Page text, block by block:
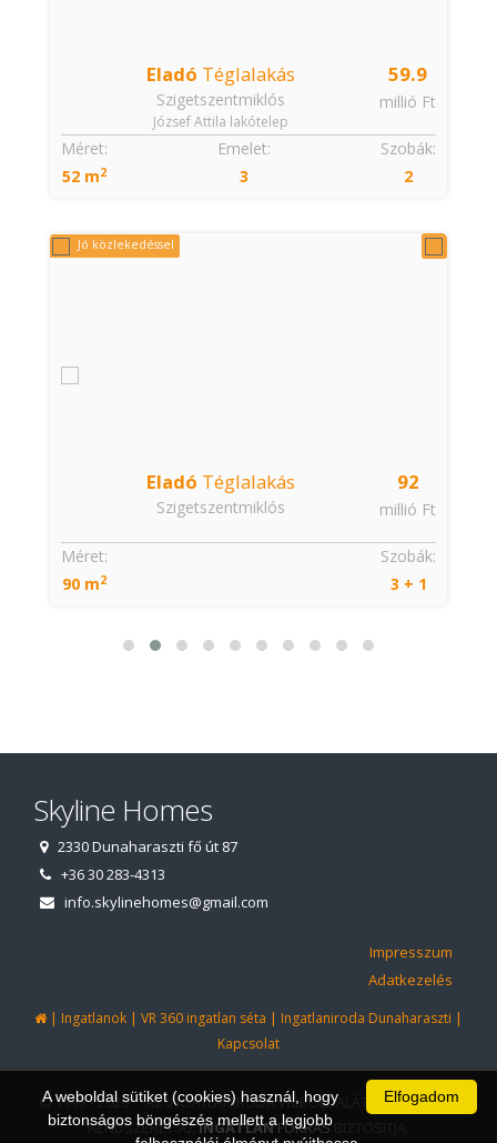
59.9
millió Ft
Eladó Téglalakás
Szigetszentmiklós
József Attila lakótelep
Szobák:
2
Méret:
52 m2
Emelet:
3
Jó közlekedéssel
92
millió Ft
Eladó Téglalakás
Szigetszentmiklós
Szobák:
3 + 1
Méret:
90 m2
Skyline Homes
2330 Dunaharaszti fő út 87
+36 30 283-4313
info.skylinehomes@gmail.com
Impresszum
Adatkezelés
| Ingatlanok | VR 360 ingatlan séta | Ingatlaniroda Dunaharaszti |
Kapcsolat
© 1997 - 2026 AZ INGATLANIRODA WEBOLDALÁT ÉS ÜGYVITELI
RENDSZERÉT AZINGATLANFORRÁSBIZTOSÍTJA.
Elfogadom
A weboldal sütiket (cookies) használ, hogy
biztonságos böngészés mellett a legjobb